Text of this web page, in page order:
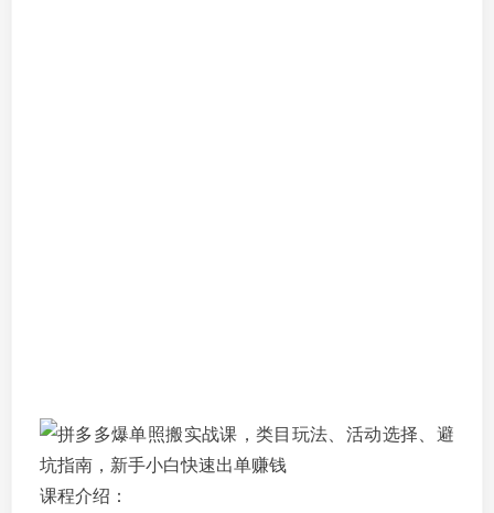
课程介绍：